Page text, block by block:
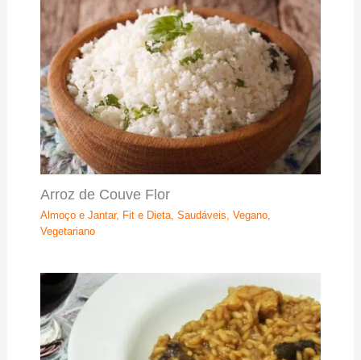
Arroz de Couve Flor
Almoço e Jantar, Fit e Dieta, Saudáveis Vegano,
Vegetariano